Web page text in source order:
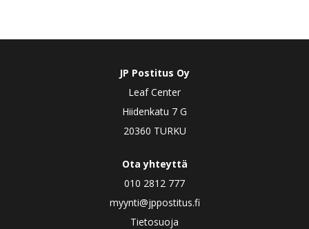
JP Postitus Oy
Leaf Center
Hiidenkatu 7 G
20360 TURKU
Ota yhteyttä
010 2812 777
myynti@jppostitus.fi
Tietosuoja